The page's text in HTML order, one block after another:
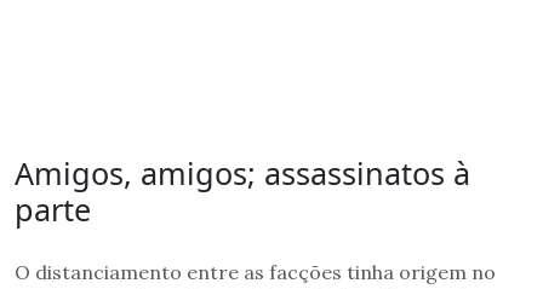
Amigos, amigos; assassinatos à
parte
O distanciamento entre as facções tinha origem no